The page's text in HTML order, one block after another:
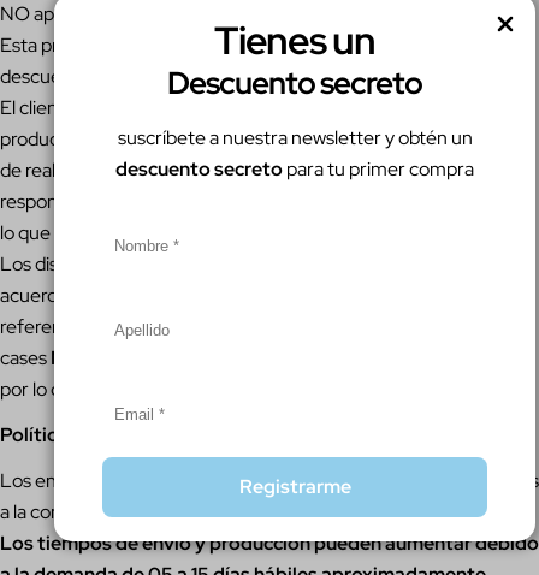
Tienes un
Descuento secreto
suscríbete a nuestra newsletter y obtén un
descuento secretopara tu primer compra
Registrarme
NO aplica para compras mayoristas.
Esta promoción
es acumulable con otras promociones o
descuentos.
El cliente debe asegurarse de seleccionar bien el diseño del
producto, referencia del celular, cantidad de productos a la hora
de realizar la compra ya que Mandala CasesNOse hará
responsable por una mala elección en el proceso de compra, por
lo que no se aplicará la política de devoluciones.
Los diseños personalizados son responsabilidad del cliente, de
acuerdo a la calidad de estos, imagen, diseño, posición y
referencia del celular en el cual personalicen su case, Mandala
casesNO
por lo que no se aplicará la política de devoluciones.
Política de envío:
Los envíos serán realizados dentro de los 5 días hábiles siguientes
a la compra en orden de compras.
Los tiempos de envío y producción pueden aumentar debido